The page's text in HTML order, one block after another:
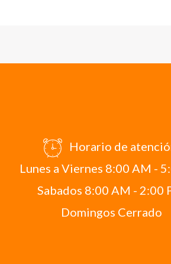
Horario de
Lunes a Viernes 8:00 AM -
Sabados 8:00 AM - 2:00
Domingos Cerrado